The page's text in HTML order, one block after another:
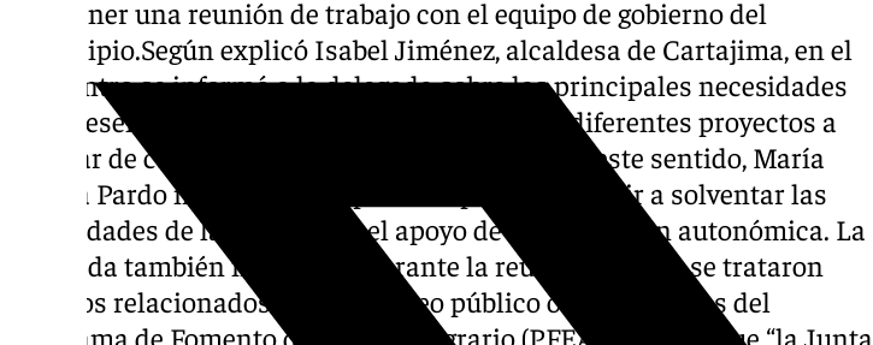
mantener una reunión de trabajo con el equipo de gobierno del
municipio.Según explicó Isabel Jiménez, alcaldesa de Cartajima, en el
encuentro se informó a la delegada sobre las principales necesidades
que presenta el municipio, así como acerca de diferentes proyectos a
realizar de cara al futuro en diferentes áreas. En este sentido, María
Teresa Pardo mostró su compromiso para contribuir a solventar las
necesidades de la localidad y el apoyo de la institución autonómica. La
delegada también indicó que durante la reunión de ayer se trataron
asuntos relacionados con el empleo público o los proyectos del
Programa de Fomento del Empleo Agrario (PFEA), para los que “la Junta